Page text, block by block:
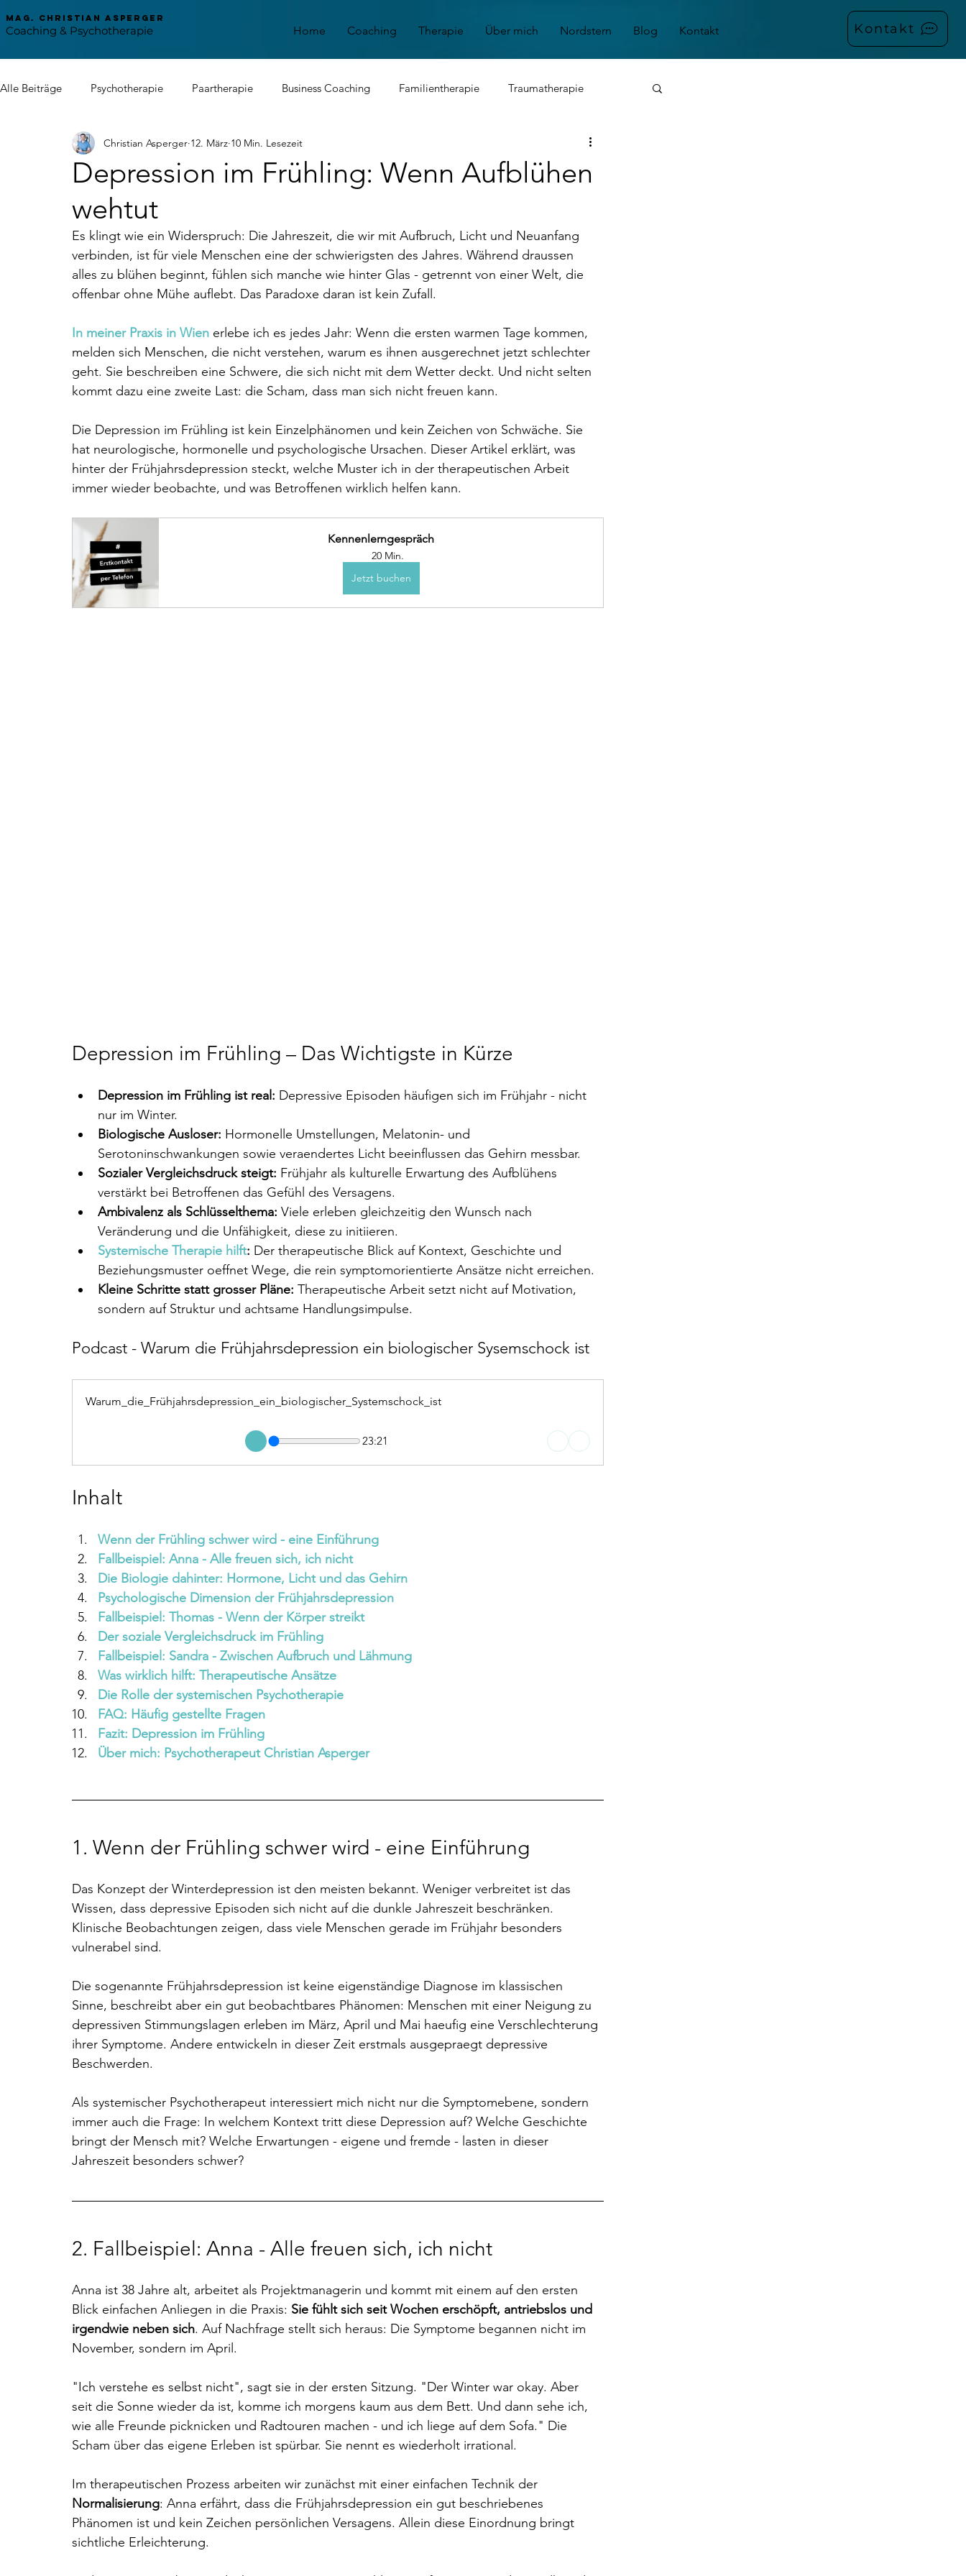
mag. Christian asperger
Coaching & Psychotherapie Home Coaching Therapie Über mich Nordstern Blog Kontakt Kontakt
Alle Beiträge Psychotherapie Paartherapie Business Coaching Familientherapie Traumatherapie
Nordstern Familienunternehmen Stress Management Kinder & Jugendliche
Psychosomatik
Depression im Frühling: Wenn Aufblühen
wehtut
Christian Asperger 12. März 10 Min. Lesezeit
Es klingt wie ein Widerspruch: Die Jahreszeit, die wir mit Aufbruch, Licht und Neuanfang
verbinden, ist für viele Menschen eine der schwierigsten des Jahres. Während draussen
alles zu blühen beginnt, fühlen sich manche wie hinter Glas - getrennt von einer Welt, die
offenbar ohne Mühe auflebt. Das Paradoxe daran ist kein Zufall.
In meiner Praxis in Wien erlebe ich es jedes Jahr: Wenn die ersten warmen Tage kommen,
melden sich Menschen, die nicht verstehen, warum es ihnen ausgerechnet jetzt schlechter
geht. Sie beschreiben eine Schwere, die sich nicht mit dem Wetter deckt. Und nicht selten
kommt dazu eine zweite Last: die Scham, dass man sich nicht freuen kann.
Die Depression im Frühling ist kein Einzelphänomen und kein Zeichen von Schwäche. Sie
hat neurologische, hormonelle und psychologische Ursachen. Dieser Artikel erklärt, was
hinter der Frühjahrsdepression steckt, welche Muster ich in der therapeutischen Arbeit
immer wieder beobachte, und was Betroffenen wirklich helfen kann.
Kennenlerngespräch
20 Min.
Jetzt buchen
Depression im Frühling – Das Wichtigste in Kürze
Depression im Frühling ist real: Depressive Episoden häufigen sich im Frühjahr - nicht
nur im Winter.
Biologische Ausloser: Hormonelle Umstellungen, Melatonin- und
Serotoninschwankungen sowie veraendertes Licht beeinflussen das Gehirn messbar.
Sozialer Vergleichsdruck steigt: Frühjahr als kulturelle Erwartung des Aufblühens
verstärkt bei Betroffenen das Gefühl des Versagens.
Ambivalenz als Schlüsselthema: Viele erleben gleichzeitig den Wunsch nach
Veränderung und die Unfähigkeit, diese zu initiieren.
Systemische Therapie hilft: Der therapeutische Blick auf Kontext, Geschichte und
Beziehungsmuster oeffnet Wege, die rein symptomorientierte Ansätze nicht erreichen.
Kleine Schritte statt grosser Pläne: Therapeutische Arbeit setzt nicht auf Motivation,
sondern auf Struktur und achtsame Handlungsimpulse.
Podcast - Warum die Frühjahrsdepression ein biologischer Sysemschock ist
Warum_die_Frühjahrsdepression_ein_biologischer_Systemschock_ist
23:21
Inhalt
Wenn der Frühling schwer wird - eine Einführung
Fallbeispiel: Anna - Alle freuen sich, ich nicht
Die Biologie dahinter: Hormone, Licht und das Gehirn
Psychologische Dimension der Frühjahrsdepression
Fallbeispiel: Thomas - Wenn der Körper streikt
Der soziale Vergleichsdruck im Frühling
Fallbeispiel: Sandra - Zwischen Aufbruch und Lähmung
Was wirklich hilft: Therapeutische Ansätze
Die Rolle der systemischen Psychotherapie
FAQ: Häufig gestellte Fragen
Fazit: Depression im Frühling
Über mich: Psychotherapeut Christian Asperger
1. Wenn der Frühling schwer wird - eine Einführung
Das Konzept der Winterdepression ist den meisten bekannt. Weniger verbreitet ist das
Wissen, dass depressive Episoden sich nicht auf die dunkle Jahreszeit beschränken.
Klinische Beobachtungen zeigen, dass viele Menschen gerade im Frühjahr besonders
vulnerabel sind.
Die sogenannte Frühjahrsdepression ist keine eigenständige Diagnose im klassischen
Sinne, beschreibt aber ein gut beobachtbares Phänomen: Menschen mit einer Neigung zu
depressiven Stimmungslagen erleben im März, April und Mai haeufig eine Verschlechterung
ihrer Symptome. Andere entwickeln in dieser Zeit erstmals ausgepraegt depressive
Beschwerden.
Als systemischer Psychotherapeut interessiert mich nicht nur die Symptomebene, sondern
immer auch die Frage: In welchem Kontext tritt diese Depression auf? Welche Geschichte
bringt der Mensch mit? Welche Erwartungen - eigene und fremde - lasten in dieser
Jahreszeit besonders schwer?
2. Fallbeispiel: Anna - Alle freuen sich, ich nicht
Anna ist 38 Jahre alt, arbeitet als Projektmanagerin und kommt mit einem auf den ersten
Blick einfachen Anliegen in die Praxis: Sie fühlt sich seit Wochen erschöpft, antriebslos und
irgendwie neben sich. Auf Nachfrage stellt sich heraus: Die Symptome begannen nicht im
November, sondern im April.
"Ich verstehe es selbst nicht", sagt sie in der ersten Sitzung. "Der Winter war okay. Aber
seit die Sonne wieder da ist, komme ich morgens kaum aus dem Bett. Und dann sehe ich,
wie alle Freunde picknicken und Radtouren machen - und ich liege auf dem Sofa." Die
Scham über das eigene Erleben ist spürbar. Sie nennt es wiederholt irrational.
Im therapeutischen Prozess arbeiten wir zunächst mit einer einfachen Technik der
Normalisierung: Anna erfährt, dass die Frühjahrsdepression ein gut beschriebenes
Phänomen ist und kein Zeichen persönlichen Versagens. Allein diese Einordnung bringt
sichtliche Erleichterung.